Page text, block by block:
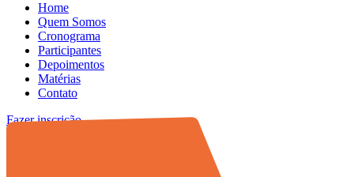
Home
Quem Somos
Cronograma
Participantes
Depoimentos
Matérias
Contato
Fazer inscrição